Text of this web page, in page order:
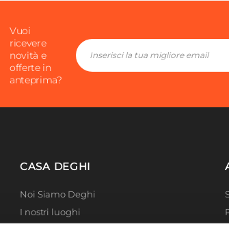
Vuoi
ricevere
novità e
offerte in
anteprima?
CASA DEGHI
Noi Siamo Deghi
I nostri luoghi